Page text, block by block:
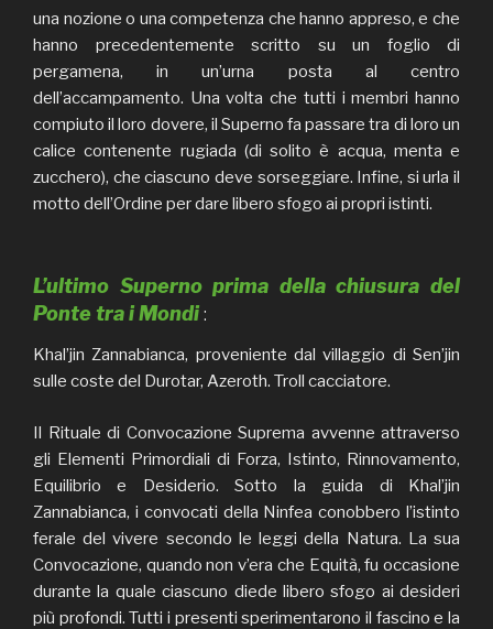
una nozione o una competenza che hanno appreso, e che
hanno precedentemente scritto su un foglio di
pergamena, in un’urna posta al centro
dell’accampamento. Una volta che tutti i membri hanno
compiuto il loro dovere, il Superno fa passare tra di loro un
calice contenente rugiada (di solito è acqua, menta e
zucchero), che ciascuno deve sorseggiare. Infine, si urla il
motto dell’Ordine per dare libero sfogo ai propri istinti.
L’ultimo Superno prima della chiusura del
Ponte tra i Mondi:
Khal’jin Zannabianca, proveniente dal villaggio di Sen’jin
sulle coste del Durotar, Azeroth. Troll cacciatore.
Il Rituale di Convocazione Suprema avvenne attraverso
gli Elementi Primordiali di Forza, Istinto, Rinnovamento,
Equilibrio e Desiderio. Sotto la guida di Khal’jin
Zannabianca, i convocati della Ninfea conobbero l’istinto
ferale del vivere secondo le leggi della Natura. La sua
Convocazione, quando non v’era che Equità, fu occasione
durante la quale ciascuno diede libero sfogo ai desideri
più profondi. Tutti i presenti sperimentarono il fascino e la